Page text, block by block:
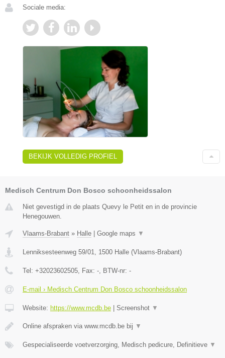
Sociale media:
BEKIJK VOLLEDIG PROFIEL
Medisch Centrum Don Bosco schoonheidssalon
Niet gevestigd in de plaats Quevy le Petit en in de provincie
Henegouwen.
Vlaams-Brabant » Halle Google maps ▼
Lenniksesteenweg 59/01 1500 Halle (Vlaams-Brabant)
Tel: +32023602505 , Fax: - , BTW-nr: -
E-mail › Medisch Centrum Don Bosco schoonheidssalon
Website: https://www.mcdb.be Screenshot ▼
Online afspraken via www.mcdb.be bij ▼
Gespecialiseerde voetverzorging, Medisch pedicure, Definitieve ▼